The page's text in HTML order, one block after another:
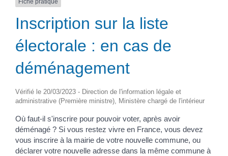
Fiche pratique
Inscription sur la liste
électorale : en cas de
déménagement
Vérifié le 20/03/2023 - Direction de l'information légale et
administrative (Première ministre), Ministère chargé de l'intérieur
Où faut-il s'inscrire pour pouvoir voter, après avoir
déménagé ? Si vous restez vivre en France, vous devez
vous inscrire à la mairie de votre nouvelle commune, ou
déclarer votre nouvelle adresse dans la même commune à